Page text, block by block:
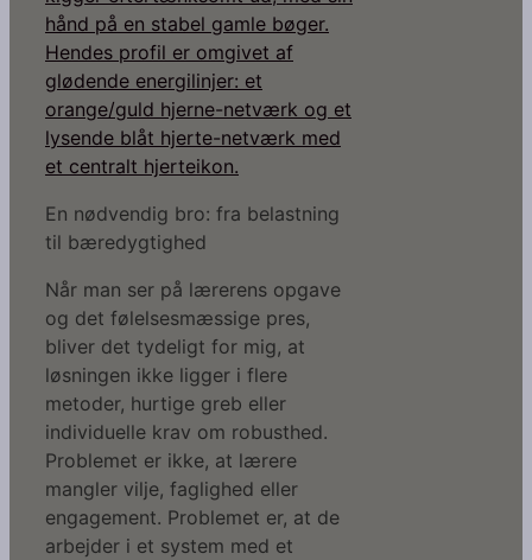
En nødvendig bro: fra belastning
til bæredygtighed
Når man ser på lærerens opgave
og det følelsesmæssige pres,
bliver det tydeligt for mig, at
løsningen ikke ligger i flere
metoder, hurtige greb eller
individuelle krav om robusthed.
Problemet er ikke, at lærere
mangler vilje, faglighed eller
engagement. Problemet er, at de
arbejder i et system med et